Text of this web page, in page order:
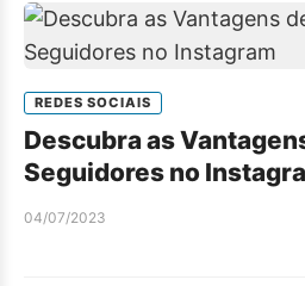
REDES SOCIAIS
Descubra as
Seguidores no
04/07/2023